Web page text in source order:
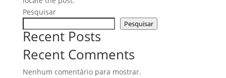
Pesquisar
Pesquisar
Recent Posts
Recent Comments
Nenhum comentário para mostrar.